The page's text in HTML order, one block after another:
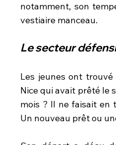
notamment, son
vestiaire manceau.
Le secteur
Les jeunes ont
Nice qui avait prêté le
mois ? Il ne faisait en
Un nouveau prêt ou